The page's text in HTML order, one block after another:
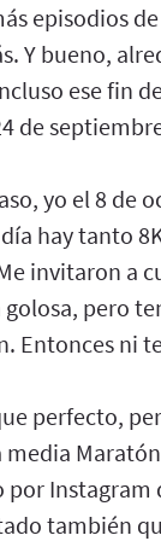
episodios
Y bueno,
ese fin
de
yo el 8 de
hay tanto
invitaron a
pero
Entonces ni
perfecto,
también